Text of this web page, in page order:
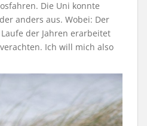
Die Uni konnte
anders aus. Wobei: Der
der Jahren erarbeitet
Ich will mich also